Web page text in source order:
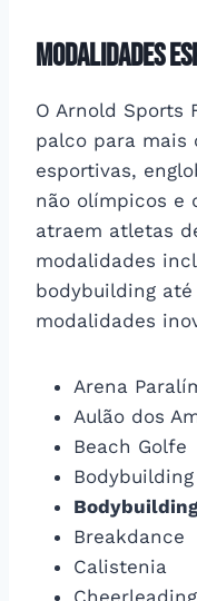
Modalidades
O Arnold Sports
palco para mais
esportivas,
não olímpicos e
atraem atletas
modalidades
bodybuilding
modalidades
Arena
Aulão dos
Beach Golfe
Breakdance
Calistenia
Cheerleading